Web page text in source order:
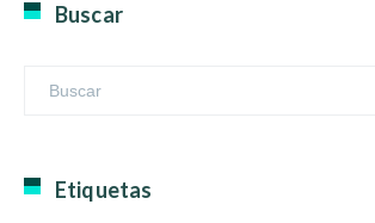
Buscar
Etiquetas